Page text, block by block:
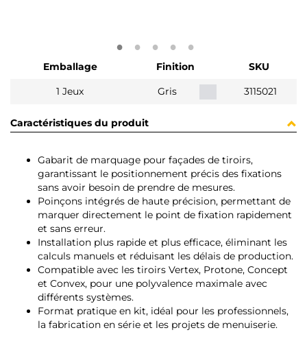
Emballage Finition
SKU
1 Jeux
Gris 3115021
Caractéristiques du produit
Gabarit de marquage pour façades de tiroirs,
garantissant le positionnement précis des fixations
sans avoir besoin de prendre de mesures.
Poinçons intégrés de haute précision, permettant de
marquer directement le point de fixation rapidement
et sans erreur.
Installation plus rapide et plus efficace, éliminant les
calculs manuels et réduisant les délais de production.
Compatible avec les tiroirs Vertex, Protone, Concept
et Convex, pour une polyvalence maximale avec
différents systèmes.
Format pratique en kit, idéal pour les professionnels,
la fabrication en série et les projets de menuiserie.